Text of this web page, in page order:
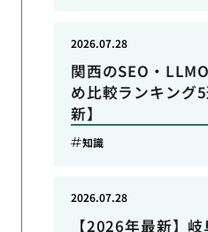
関西のSEO・
め比較ランキング
新】
2026.07.28
知識
【2026年最新】
2026.07.28